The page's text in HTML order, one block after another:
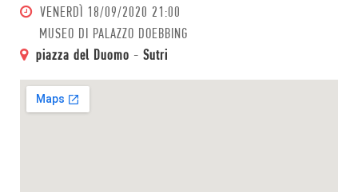
VENERDÌ 18/09/2020 21:00
MUSEO DI PALAZZO DOEBBING
piazza del Duomo - Sutri